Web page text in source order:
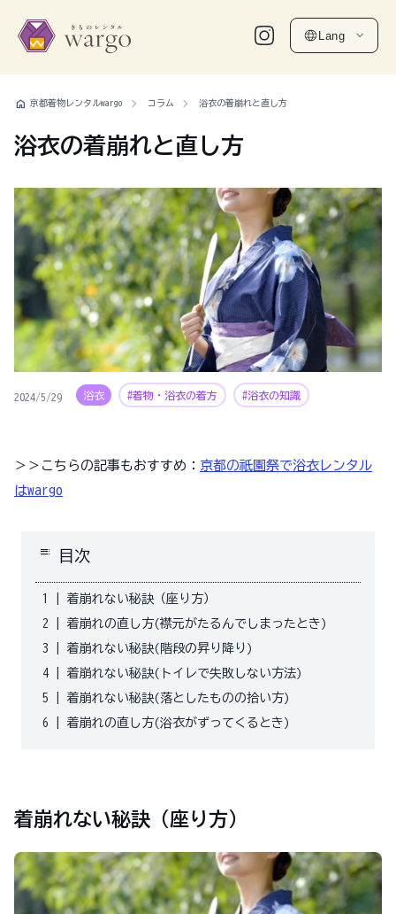
Lang
home 京都着物レンタルwargo コラム 浴衣の着崩れと直し方
浴衣の着崩れと直し方
2024/5/29 浴衣 #着物・浴衣の着方 #浴衣の知識
＞＞こちらの記事もおすすめ： 京都の祇園祭で浴衣レンタル
はwargo
toc 目次
1
着崩れない秘訣（座り方）
2
着崩れの直し方(襟元がたるんでしまったとき)
3
着崩れない秘訣(階段の昇り降り)
4
着崩れない秘訣(トイレで失敗しない方法)
5
着崩れない秘訣(落としたものの拾い方)
6
着崩れの直し方(浴衣がずってくるとき)
着崩れない秘訣（座り方）